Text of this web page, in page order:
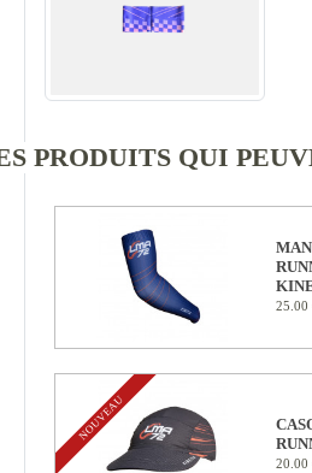
PRODUITS QUI
25.00
20.00
NOUVEAU